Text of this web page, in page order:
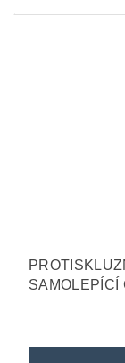
SAMOLEPÍCÍ